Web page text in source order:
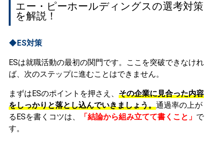
エー・ピーホールディングスの選考対策
を解説！
◆ES対策
ESは就職活動の最初の関門です。ここを突破できなけれ
ば、次のステップに進むことはできません。
まずはESのポイントを押さえ、 その企業に見合った内容
をしっかりと落とし込んでいきましょう。通過率の上が
るESを書くコツは、
「結論から組み立てて書くこと」 で
す。